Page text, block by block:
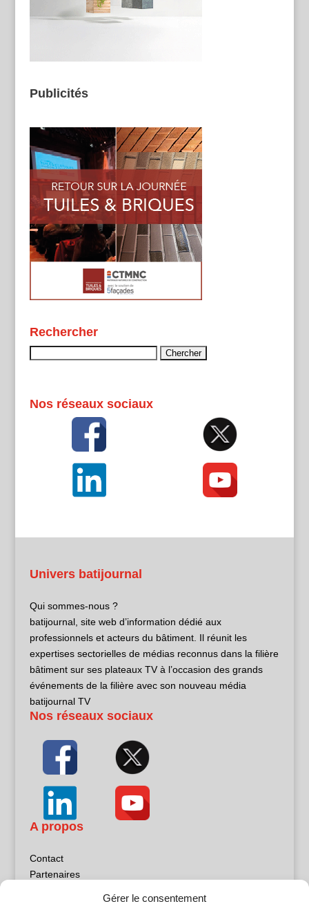
Gérer le consentement
Publicités
Rechercher
Nos réseaux sociaux
Univers batijournal
Qui sommes-nous ?
batijournal, site web d’information dédié aux
professionnels et acteurs du bâtiment. Il réunit les
expertises sectorielles de médias reconnus dans la filière
bâtiment sur ses plateaux TV à l’occasion des grands
événements de la filière avec son nouveau média
batijournal TV
Nos réseaux sociaux
A propos
Contact
Partenaires